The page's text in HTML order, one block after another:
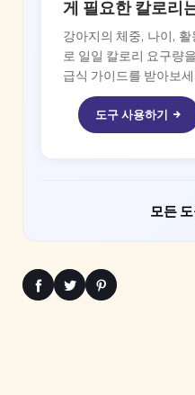
게 필요한 칼로리
강아지의 체중, 나이,
로 일일 칼로리 요구량
급식 가이드를 받아보
도구 사용하기
모든